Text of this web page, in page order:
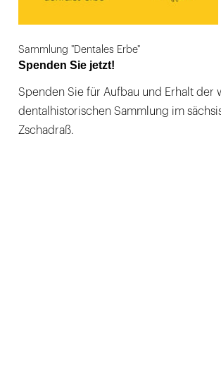
Sammlung "Dentales Erbe"
Spenden Sie jetzt!
Spenden Sie für Aufbau und Erhalt der
dentalhistorischen Sammlung im
Zschadraß.